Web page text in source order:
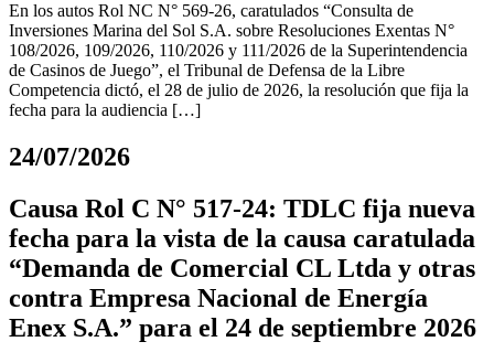
En los autos Rol NC N° 569-26, caratulados “Consulta de
Inversiones Marina del Sol S.A. sobre Resoluciones Exentas N°
108/2026, 109/2026, 110/2026 y 111/2026 de la Superintendencia
de Casinos de Juego”, el Tribunal de Defensa de la Libre
Competencia dictó, el 28 de julio de 2026, la resolución que fija la
fecha para la audiencia […]
24/07/2026
Causa Rol C N° 517-24: TDLC fija nueva
fecha para la vista de la causa caratulada
“Demanda de Comercial CL Ltda y otras
contra Empresa Nacional de Energía
Enex S.A.” para el 24 de septiembre 2026